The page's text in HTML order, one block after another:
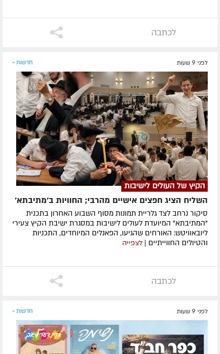
לכתבה
לפני 9 שעות חדשות »
הקיץ של העולים לישיבות
השליח הציג חפצים אישיים מהרבי; החוויות ב'מתיבתא'
סיקור נרחב לצד גלריית תמונות מסוף השבוע האחרון בתכנית
"המתיבתא" המיועדת לעולים לישיבות במסגרת ישיבת הקיץ צעירי
ליובאוויטש: האורחים שהגיעו, הפאנלים המיוחדים, התכניות
והטיולים החווייתיים | לצפייה
לכתבה
לפני 9 שעות חדשות »